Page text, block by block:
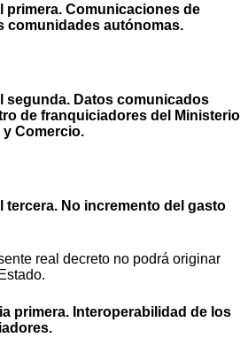
primera. Comunicaciones de
comunidades autónomas.
segunda. Datos comunicados
de franquiciadores del Ministerio
Comercio.
tercera. No incremento del gasto
real decreto no podrá originar
primera. Interoperabilidad de los